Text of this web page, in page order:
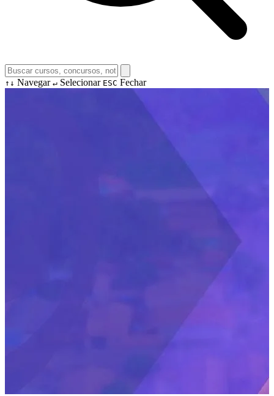
↑↓ Navegar ↵ Selecionar ESC Fechar